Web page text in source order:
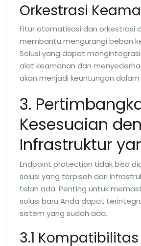
Orkestrasi
Fitur otomatisasi dan orkestrasi
membantu mengurangi beban
Solusi yang dapat
alat keamanan dan
akan menjadi keuntungan
3.
Kesesuaian
Infrastruktur
Endpoint protection tidak bisa
solusi yang terpisah dari
telah ada. Penting untuk
solusi baru Anda dapat
sistem yang sudah ada.
3.1